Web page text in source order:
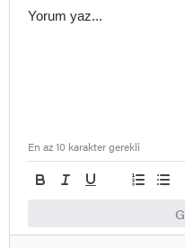
En az 10 karakter gerekli